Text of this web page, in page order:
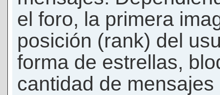
el foro, la primera
posición (rank) del
forma de estrellas,
cantidad de